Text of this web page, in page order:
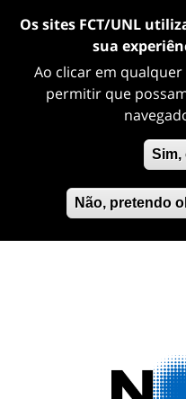
Os sites FCT/UNL
sua
Ao clicar em
permitir que
Sim,
Não, pretendo